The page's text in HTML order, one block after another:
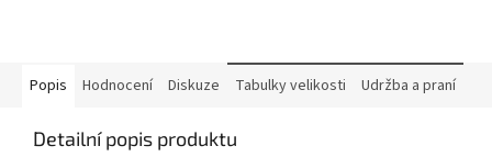
Popis Hodnocení Diskuze Tabulky velikosti Udržba a praní
Detailní popis produktu